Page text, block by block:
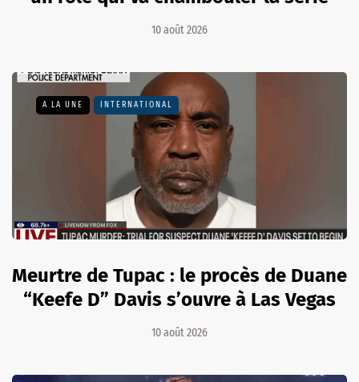
10 août 2026
A LA UNE INTERNATIONAL
Meurtre de Tupac : le procès de Duane
“Keefe D” Davis s’ouvre à Las Vegas
10 août 2026